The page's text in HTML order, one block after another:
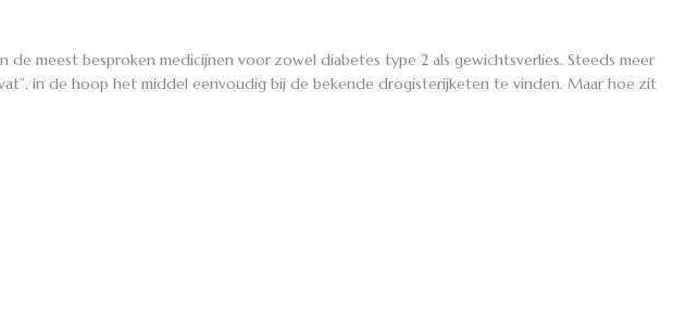
meest besproken medicijnen voor zowel diabetes type 2 als gewichtsverlies. Steeds meer
in de hoop het middel eenvoudig bij de bekende drogisterijketen te vinden. Maar hoe zit